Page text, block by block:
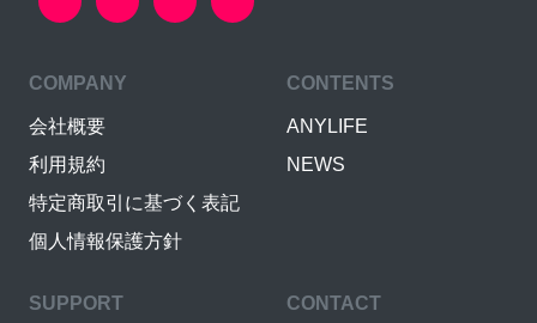
COMPANY
会社概要
利用規約
特定商取引に基づく表記
個人情報保護方針
CONTENTS
ANYLIFE
NEWS
SUPPORT CONTACT